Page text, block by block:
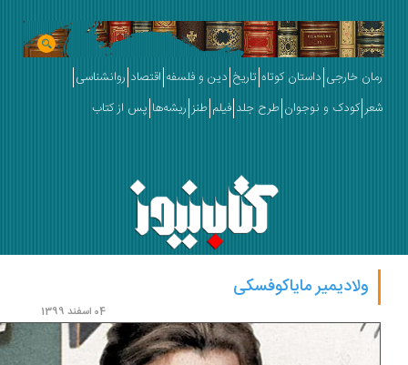
خارجی داستان کوتاه تاریخ دین و فلسفه اقتصاد روانشناسی
کودک و نوجوان طرح جلد فیلم طنز ریشه‌ها پس از کتاب
ولادیمیر مایاکوفسکی